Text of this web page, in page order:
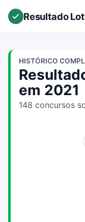
Resultado
HISTÓRICO
em 2021
148 concursos